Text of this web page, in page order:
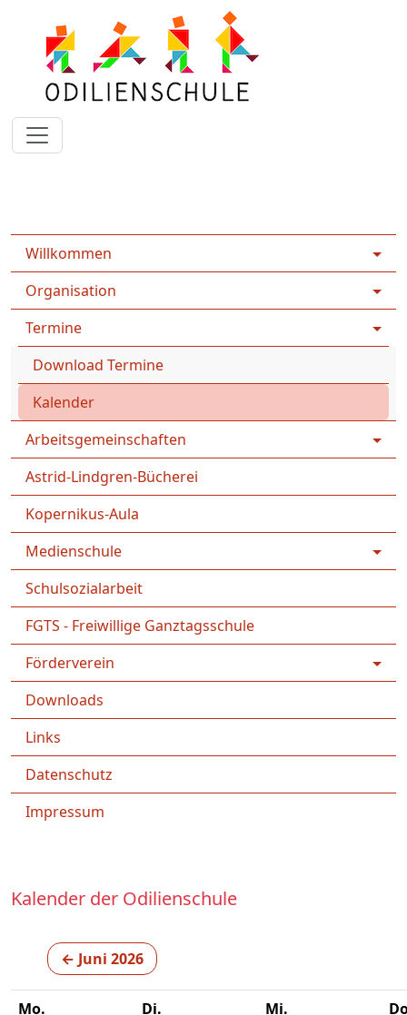
Willkommen
Organisation
Termine
Download Termine
Kalender
Arbeitsgemeinschaften
Astrid-Lindgren-Bücherei
Kopernikus-Aula
Medienschule
Schulsozialarbeit
FGTS - Freiwillige Ganztagsschule
Förderverein
Downloads
Links
Datenschutz
Impressum
Kalender der Odilienschule
← Juni 2026
Mo. Di. Mi.